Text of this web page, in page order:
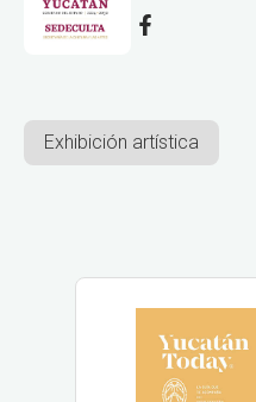
Exhibición artística